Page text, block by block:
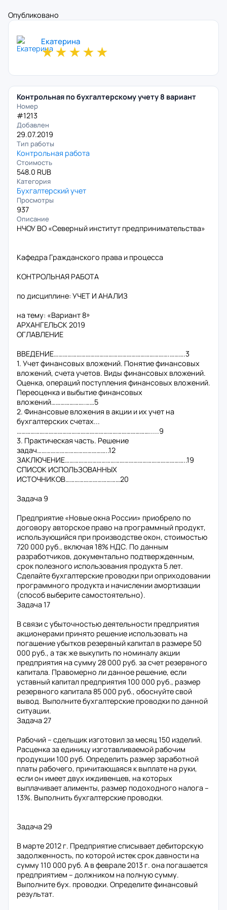
Опубликовано
Екатерина
★★★★★
Контрольная по бухгалтерскому учету 8 вариант
Номер
#1213
Добавлен
29.07.2019
Тип работы
Контрольная работа
Стоимость
548.0 RUB
Категория
Бухгалтерский учет
Просмотры
937
Описание
НЧОУ ВО «Северный институт предпринимательства»
Кафедра Гражданского права и процесса
КОНТРОЛЬНАЯ РАБОТА
по дисциплине: УЧЕТ И АНАЛИЗ
на тему: «Вариант 8»
АРХАНГЕЛЬСК 2019
ОГЛАВЛЕНИЕ
ВВЕДЕНИЕ………………………………………………………………….……….3
1. Учет финансовых вложений. Понятие финансовых
вложений, счета учетов. Виды финансовых вложений.
Оценка, операций поступления финансовых вложений.
Переоценка и выбытие финансовых
вложений………………….……5
2. Финансовые вложения в акции и их учет на
бухгалтерских счетах...
…………………………………………………………………………….....9
3. Практическая часть. Решение
задач………………………………………..12
ЗАКЛЮЧЕНИЕ……………………………………………………………………..19
СПИСОК ИСПОЛЬЗОВАННЫХ
ИСТОЧНИКОВ………………………………20
Задача 9
Предприятие «Новые окна России» приобрело по
договору авторское право на программный продукт,
использующийся при производстве окон, стоимостью
720 000 руб., включая 18% НДС. По данным
разработчиков, документально подтвержденным,
срок полезного использования продукта 5 лет.
Сделайте бухгалтерские проводки при оприходовании
программного продукта и начислении амортизации
(способ выберите самостоятельно).
Задача 17
В связи с убыточностью деятельности предприятия
акционерами принято решение использовать на
погашение убытков резервный капитал в размере 50
000 руб., а так же выкупить по номиналу акции
предприятия на сумму 28 000 руб. за счет резервного
капитала. Правомерно ли данное решение, если
уставный капитал предприятия 100 000 руб., размер
резервного капитала 85 000 руб., обоснуйте свой
вывод. Выполните бухгалтерские проводки по данной
ситуации.
Задача 27
Рабочий – сдельщик изготовил за месяц 150 изделий.
Расценка за единицу изготавливаемой рабочим
продукции 100 руб. Определить размер заработной
платы рабочего, причитающаяся к выплате на руки,
если он имеет двух иждивенцев, на которых
выплачивает алименты, размер подоходного налога –
13%. Выполнить бухгалтерские проводки.
Задача 29
В марте 2012 г. Предприятие списывает дебиторскую
задолженность, по которой истек срок давности на
сумму 110 000 руб. А в феврале 2013 г. она погашается
предприятием – должником на полную сумму.
Выполните бух. проводки. Определите финансовый
результат.